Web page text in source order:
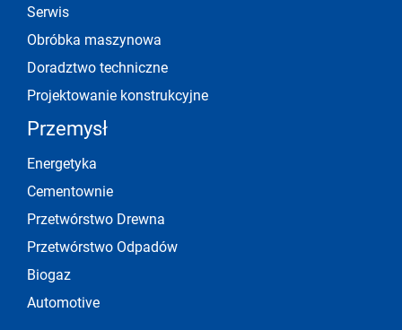
Serwis
Obróbka maszynowa
Doradztwo techniczne
Projektowanie konstrukcyjne
Przemysł
Energetyka
Cementownie
Przetwórstwo Drewna
Przetwórstwo Odpadów
Biogaz
Automotive